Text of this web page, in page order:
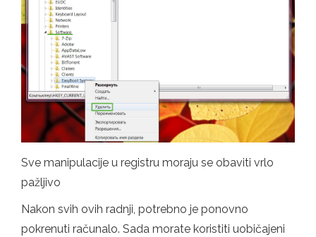
Sve manipulacije u registru moraju se obaviti vrlo
pažljivo
Nakon svih ovih radnji, potrebno je ponovno
pokrenuti računalo. Sada morate koristiti uobičajeni